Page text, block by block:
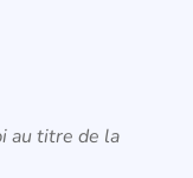
au titre de la